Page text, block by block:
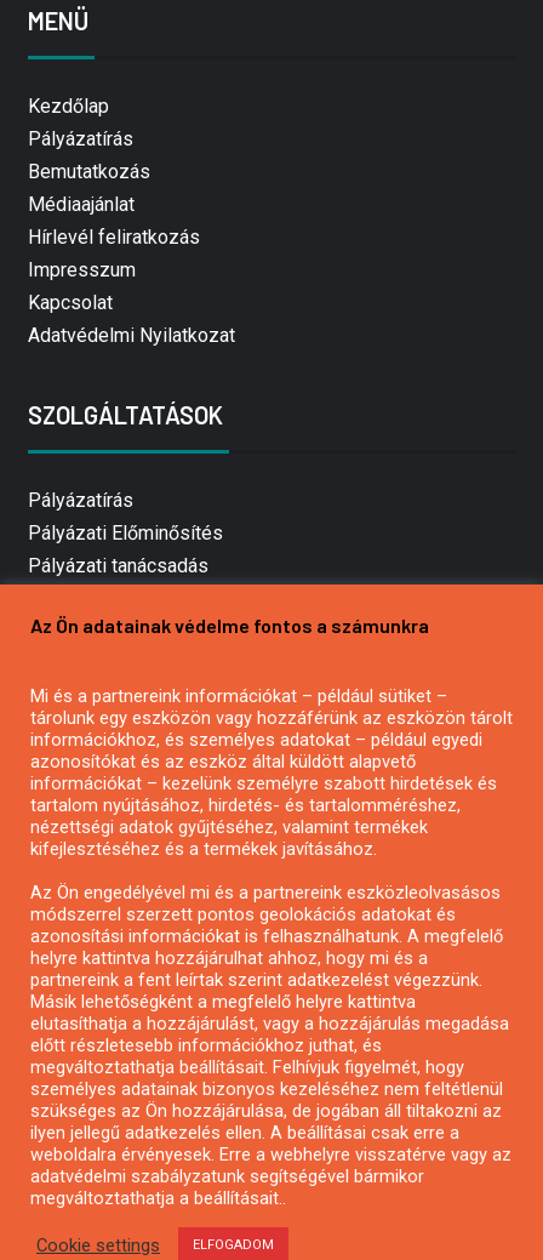
MENÜ
Kezdőlap
Pályázatírás
Bemutatkozás
Médiaajánlat
Hírlevél feliratkozás
Impresszum
Kapcsolat
Adatvédelmi Nyilatkozat
SZOLGÁLTATÁSOK
Pályázatírás
Pályázati Előminősítés
Pályázati tanácsadás
Mezőgazdasági pályázatírás
Pályázatírás civil szervezeteknek
Pályázatírás önkormányzatoknak
Pályázatfigyelés
Specifikus pályázatfigyelés vagy hírlevél
Pályázatok magánszemélyeknek
Pályázatok civil szervezeteknek
Pályázatok vállalkozásoknak
Önkormányzati pályázatok
Mezőgazdasági pályázatok
Falusi turizmus pályázatok
Napelem pályázatok
GINOP pályázatok
Az Ön adatainak védelme fontos a számunkra
Mi és a partnereink információkat – például sütiket –
tárolunk egy eszközön vagy hozzáférünk az eszközön tárolt
információkhoz, és személyes adatokat – például egyedi
azonosítókat és az eszköz által küldött alapvető
információkat – kezelünk személyre szabott hirdetések és
tartalom nyújtásához, hirdetés- és tartalomméréshez,
nézettségi adatok gyűjtéséhez, valamint termékek
kifejlesztéséhez és a termékek javításához.
Az Ön engedélyével mi és a partnereink eszközleolvasásos
módszerrel szerzett pontos geolokációs adatokat és
azonosítási információkat is felhasználhatunk. A megfelelő
helyre kattintva hozzájárulhat ahhoz, hogy mi és a
partnereink a fent leírtak szerint adatkezelést végezzünk.
Másik lehetőségként a megfelelő helyre kattintva
elutasíthatja a hozzájárulást, vagy a hozzájárulás megadása
előtt részletesebb információkhoz juthat, és
megváltoztathatja beállításait. Felhívjuk figyelmét, hogy
személyes adatainak bizonyos kezeléséhez nem feltétlenül
szükséges az Ön hozzájárulása, de jogában áll tiltakozni az
ilyen jellegű adatkezelés ellen. A beállításai csak erre a
weboldalra érvényesek. Erre a webhelyre visszatérve vagy az
adatvédelmi szabályzatunk segítségével bármikor
megváltoztathatja a beállításait..
Cookie settings ELFOGADOM